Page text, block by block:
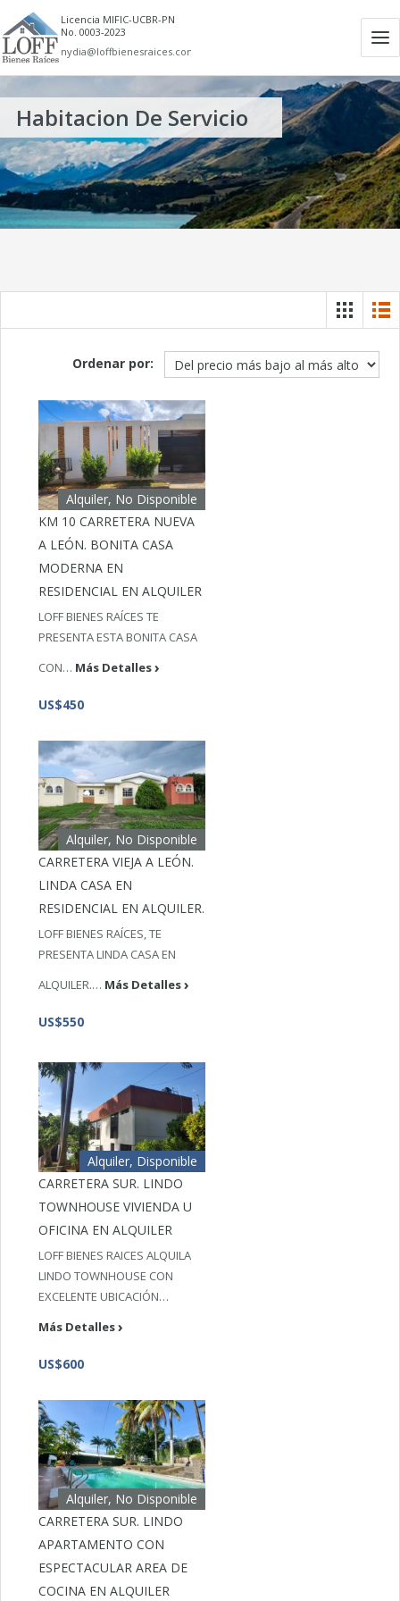
Licencia MIFIC-UCBR-PN
No. 0003-2023
nydia@loffbienesraices.com
Habitacion De Servicio
Ordenar por:
Alquiler, No Disponible
KM 10 CARRETERA NUEVA
A LEÓN. BONITA CASA
MODERNA EN
RESIDENCIAL EN ALQUILER
LOFF BIENES RAÍCES TE
PRESENTA ESTA BONITA CASA
CON… Más Detalles
US$450
Alquiler, No Disponible
CARRETERA VIEJA A LEÓN.
LINDA CASA EN
RESIDENCIAL EN ALQUILER.
LOFF BIENES RAÍCES, TE
PRESENTA LINDA CASA EN
ALQUILER.… Más Detalles
US$550
Alquiler, Disponible
CARRETERA SUR. LINDO
TOWNHOUSE VIVIENDA U
OFICINA EN ALQUILER
LOFF BIENES RAICES ALQUILA
LINDO TOWNHOUSE CON
EXCELENTE UBICACIÓN…
Más Detalles
US$600
Alquiler, No Disponible
CARRETERA SUR. LINDO
APARTAMENTO CON
ESPECTACULAR AREA DE
COCINA EN ALQUILER